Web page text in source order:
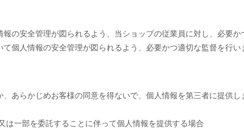
の安全管理が図られるよう、当ショップの従業員に対し、必要か
個人情報の安全管理が図られるよう、必要かつ適切な監督を行い
あらかじめお客様の同意を得ないで、個人情報を第三者に提供
は一部を委託することに伴って個人情報を提供する場合